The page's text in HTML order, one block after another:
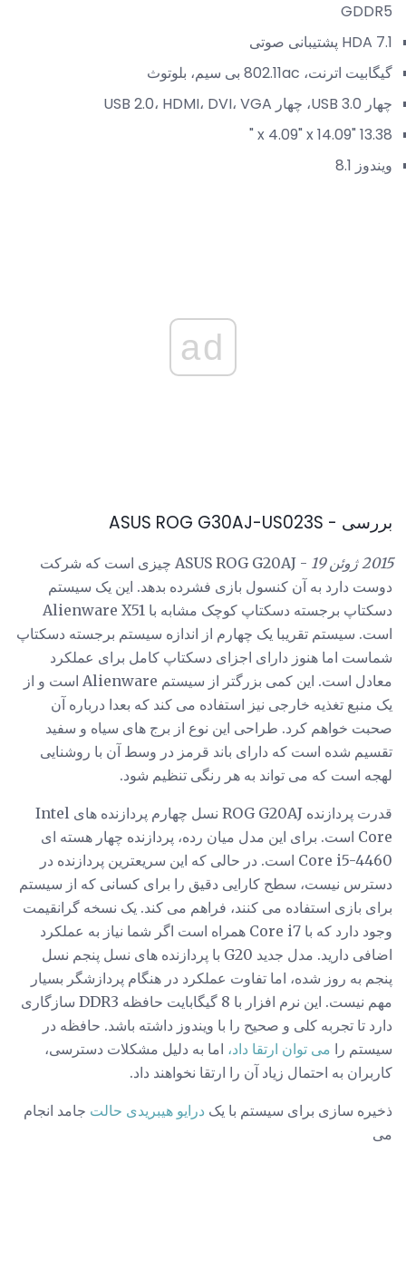
GDDR5
HDA 7.1 پشتیبانی صوتی
گیگابیت اترنت، 802.11ac بی سیم، بلوتوث
چهار USB 3.0، چهار USB 2.0، HDMI، DVI، VGA
13.38 "x 4.09" x 14.09 "
ویندوز 8.1
ad
بررسی - ASUS ROG G30AJ-US023S
2015 ژوئن 19
- ASUS ROG G20AJ چیزی است که شرکت
دوست دارد به آن کنسول بازی فشرده بدهد. این یک سیستم
دسکتاپ برجسته دسکتاپ کوچک مشابه با Alienware X51
است. سیستم تقریبا یک چهارم از اندازه سیستم برجسته دسکتاپ
شماست اما هنوز دارای اجزای دسکتاپ کامل برای عملکرد
معادل است. این کمی بزرگتر از سیستم Alienware است و از
یک منبع تغذیه خارجی نیز استفاده می کند که بعدا درباره آن
صحبت خواهم کرد. طراحی این نوع از برج های سیاه و سفید
تقسیم شده است که دارای باند قرمز در وسط آن با روشنایی
لهجه است که می تواند به هر رنگی تنظیم شود.
قدرت پردازنده ROG G20AJ نسل چهارم پردازنده های Intel
Core است. برای این مدل میان رده، پردازنده چهار هسته ای
Core i5-4460 است. در حالی که این سریعترین پردازنده در
دسترس نیست، سطح کارایی دقیق را برای کسانی که از سیستم
برای بازی استفاده می کنند، فراهم می کند. یک نسخه گرانقیمت
وجود دارد که با Core i7 همراه است اگر شما نیاز به عملکرد
اضافی دارید. مدل جدید G20 با پردازنده های نسل پنجم نسل
پنجم به روز شده، اما تفاوت عملکرد در هنگام پردازشگر بسیار
مهم نیست. این نرم افزار با 8 گیگابایت حافظه DDR3 سازگاری
دارد تا تجربه کلی و صحیح را با ویندوز داشته باشد. حافظه در
سیستم را می توان ارتقا داد، اما به دلیل مشکلات دسترسی،
کاربران به احتمال زیاد آن را ارتقا نخواهند داد.
ذخیره سازی برای سیستم با یک درایو هیبریدی حالت جامد انجام
می